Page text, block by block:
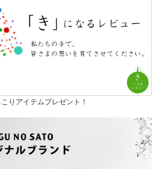
りアイテムプレゼント！